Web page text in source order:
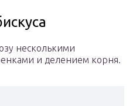
несколькими
и делением корня.